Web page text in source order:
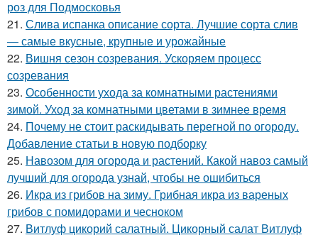
роз для Подмосковья
21. Слива испанка описание сорта. Лучшие сорта слив
— самые вкусные, крупные и урожайные
22. Вишня сезон созревания. Ускоряем процесс
созревания
23. Особенности ухода за комнатными растениями
зимой. Уход за комнатными цветами в зимнее время
24. Почему не стоит раскидывать перегной по огороду.
Добавление статьи в новую подборку
25. Навозом для огорода и растений. Какой навоз самый
лучший для огорода узнай, чтобы не ошибиться
26. Икра из грибов на зиму. Грибная икра из вареных
грибов с помидорами и чесноком
27. Витлуф цикорий салатный. Цикорный салат Витлуф